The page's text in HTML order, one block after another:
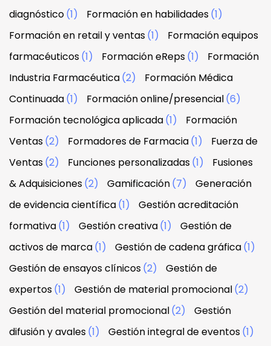
diagnóstico(1) Formación en habilidades(1)
Formación en retail y ventas(1)
Formación equipos
farmacéuticos(1) Formación eReps(1)
Formación
Industria Farmacéutica(2)
Formación Médica
Continuada(1) Formación online/presencial(6)
Formación tecnológica aplicada(1)
Formación
Ventas(2) Formadores de Farmacia(1)
Fuerza de
Ventas(2) Funciones personalizadas(1)
Fusiones
& Adquisiciones(2) Gamificación(7)
Generación
de evidencia científica(1)
Gestión acreditación
formativa(1) Gestión creativa(1)
Gestión de
activos de marca(1) Gestión de cadena gráfica(1)
Gestión de ensayos clínicos(2)
Gestión de
expertos(1) Gestión de material promocional(2)
Gestión del material promocional(2)
Gestión
difusión y avales(1) Gestión integral de eventos(1)